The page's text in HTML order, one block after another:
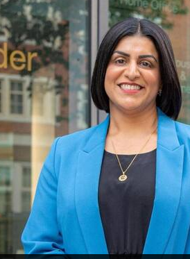
Sep 29, 2025 06:46 pm
நிரந்தர
வருகிறது.
மாற்றங்கள் படி,
தங்கள் பங்களிப்பை